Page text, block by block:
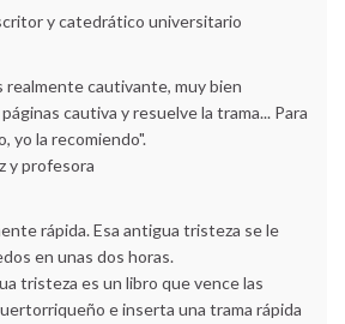
y catedrático universitario
realmente cautivante, muy bien
cautiva y resuelve la trama... Para
yo la recomiendo".
y profesora
rápida. Esa antigua tristeza se le
en unas dos horas.
tristeza es un libro que vence las
e inserta una trama rápida